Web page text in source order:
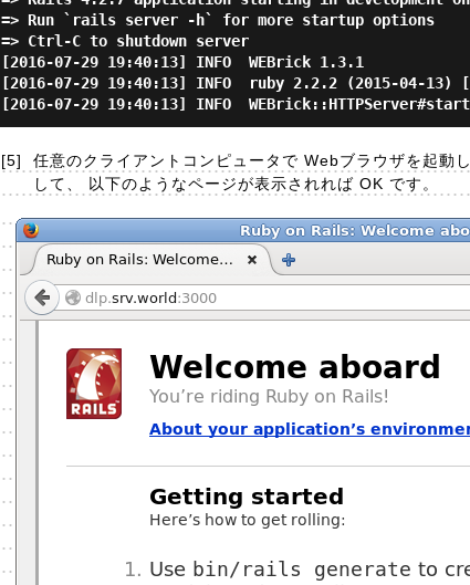
=> Run `rails server -h` for more startup options
=> Ctrl-C to shutdown server
[2016-07-29 19:40:13] INFO  WEBrick 1.3.1
[2016-07-29 19:40:13] INFO  ruby 2.2.2 (2015-04-13)
[5]
任意のクライアントコンピュータで Webブラウザを起
して、 以下のようなページが表示されれば OK です。